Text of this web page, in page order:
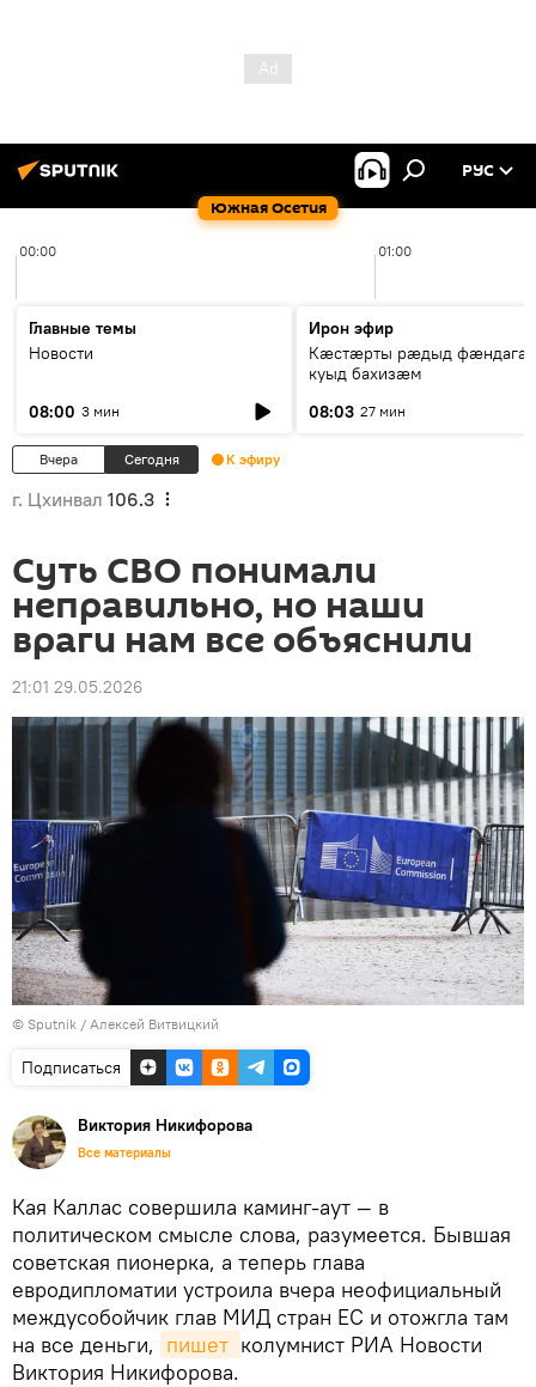
Южная Осетия
РУС
00:00 01:00
Главные темы
Новости
08:00 3 мин
Ирон эфир
Кæстæрты рæдыд
куыд бахизæм
08:03 27 мин
Вчера Сегодня К эфиру
г. Цхинвал 106.3
Суть СВО понимали
неправильно, но наши
враги нам все объяснили
21:01 29.05.2026
© Sputnik / Алексей Витвицкий
Подписаться
Виктория Никифорова
Все материалы
Кая Каллас совершила каминг-аут — в
политическом смысле слова, разумеется. Бывшая
советская пионерка, а теперь глава
евродипломатии устроила вчера неофициальный
междусобойчик глав МИД стран ЕС и отожгла там
на все деньги, пишет колумнист РИА Новости
Виктория Никифорова.